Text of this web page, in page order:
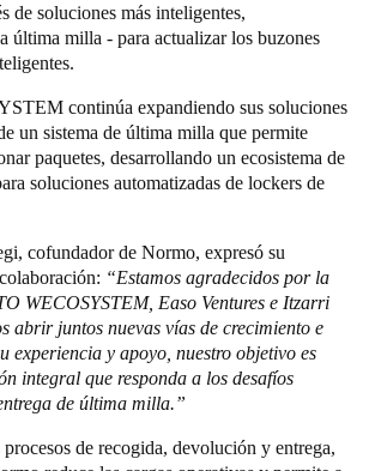
selección como predeterminada
de soluciones más inteligentes,
última milla - para actualizar los buzones
continúa expandiendo sus soluciones
un sistema de última milla que permite
paquetes, desarrollando un ecosistema de
soluciones automatizadas de lockers de
cofundador de Normo, expresó su
“Estamos agradecidos por la
WECOSYSTEM, Easo Ventures e Itzarri
abrir juntos nuevas vías de crecimiento e
experiencia y apoyo, nuestro objetivo es
integral que responda a los desafíos
de última milla.”
de recogida, devolución y entrega,